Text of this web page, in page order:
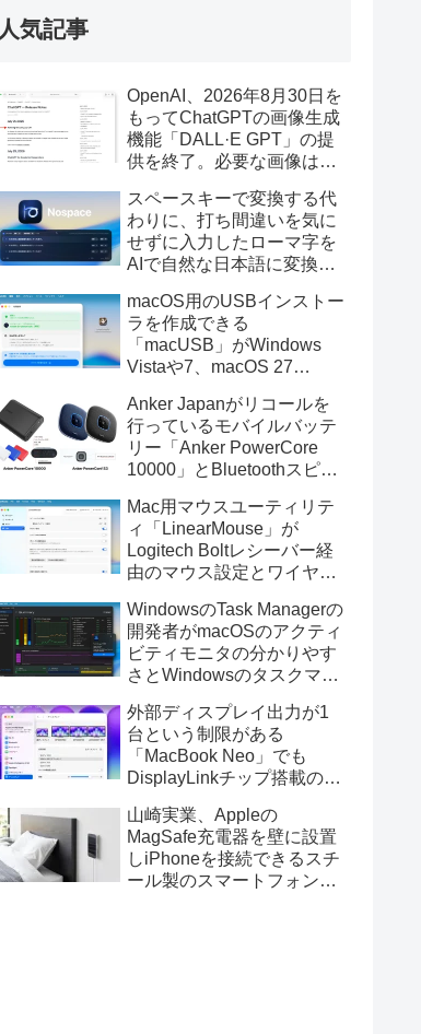
人気記事
OpenAI、2026年8月30日を
もってChatGPTの画像生成
機能「DALL·E GPT」の提
供を終了。必要な画像は期
スペースキーで変換する代
わりに、打ち間違いを気に
せずに入力したローマ字を
AIで自然な日本語に変換し
力アプリ「Nospace」がリ
リース。
macOS用のUSBインストー
ラを作成できる
「macUSB」がWindows
Vistaや7、macOS 27
トーラの作成に対応。
Anker Japanがリコールを
行っているモバイルバッテ
リー「Anker PowerCore
10000」とBluetoothスピー
辺を焼損する火災が6月に3
件発生していたそうなので
注意を。
Mac用マウスユーティリテ
ィ「LinearMouse」が
Logitech Boltレシーバー経
由のマウス設定とワイヤレ
ックボールに対応。
WindowsのTask Managerの
開発者がmacOSのアクティ
ビティモニタの分かりやす
さとWindowsのタスクマネ
Mac用システムモニタアプ
リ「Task Manager TMOG」
のBeta版を公開。
外部ディスプレイ出力が1
台という制限がある
「MacBook Neo」でも
DisplayLinkチップ搭載の
タを利用することでデュア
ルディスプレイ以上の出力
が可能に。
山崎実業、Appleの
MagSafe充電器を壁に設置
しiPhoneを接続できるスチ
ール製のスマートフォンホ